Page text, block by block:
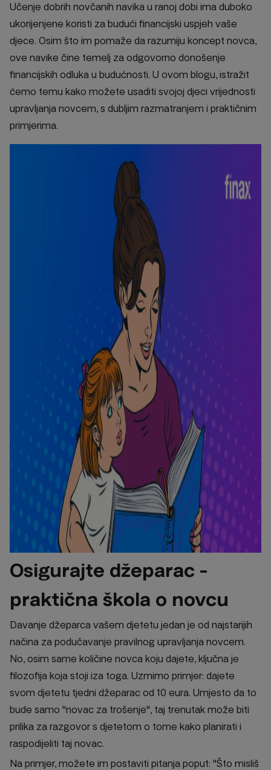
Učenje dobrih novčanih navika u ranoj dobi ima duboko
ukorijenjene koristi za budući financijski uspjeh vaše
djece. Osim što im pomaže da razumiju koncept novca,
ove navike čine temelj za odgovorno donošenje
financijskih odluka u budućnosti. U ovom blogu, istražit
ćemo temu kako možete usaditi svojoj djeci vrijednosti
upravljanja novcem, s dubljim razmatranjem i praktičnim
primjerima.
Osigurajte džeparac -
praktična škola o novcu
Davanje džeparca vašem djetetu jedan je od najstarijih
načina za podučavanje pravilnog upravljanja novcem.
No, osim same količine novca koju dajete, ključna je
filozofija koja stoji iza toga. Uzmimo primjer: dajete
svom djetetu tjedni džeparac od 10 eura. Umjesto da to
bude samo "novac za trošenje", taj trenutak može biti
prilika za razgovor s djetetom o tome kako planirati i
raspodijeliti taj novac.
Na primjer, možete im postaviti pitanja poput: "Što misliš